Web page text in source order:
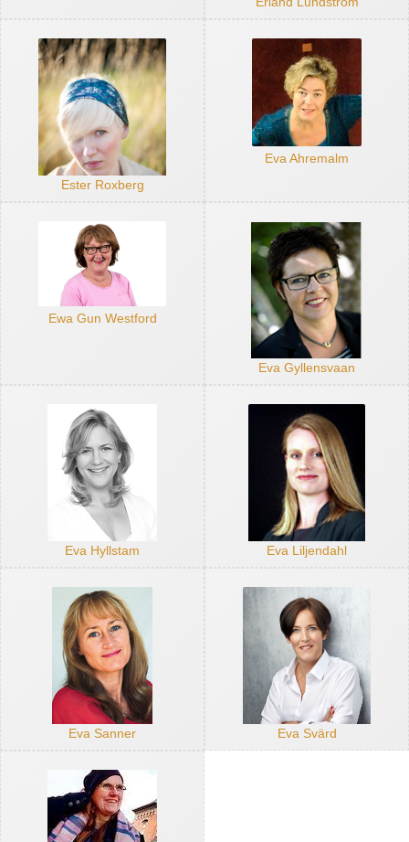
Ester Roxberg
Eva Ahremalm
Ewa Gun Westford
Eva Gyllensvaan
Eva Hyllstam Eva Liljendahl
Eva Sanner Eva Svärd